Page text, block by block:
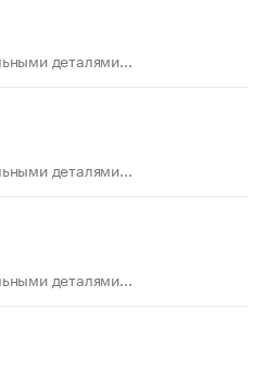
деталями...
деталями...
деталями...